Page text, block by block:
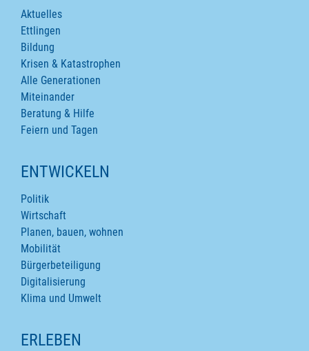
Aktuelles
Ettlingen
Bildung
Krisen & Katastrophen
Alle Generationen
Miteinander
Beratung & Hilfe
Feiern und Tagen
ENTWICKELN
Politik
Wirtschaft
Planen, bauen, wohnen
Mobilität
Bürgerbeteiligung
Digitalisierung
Klima und Umwelt
ERLEBEN